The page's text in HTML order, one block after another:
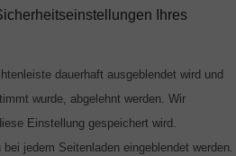
Ihres
dauerhaft ausgeblendet wird und
wurde, abgelehnt werden. Wir
Einstellung gespeichert wird.
jedem Seitenladen eingeblendet werden.